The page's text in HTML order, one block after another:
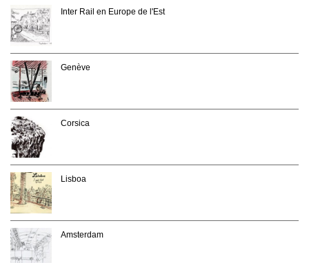
Inter Rail en Europe de l'Est
Genève
Corsica
Lisboa
Amsterdam